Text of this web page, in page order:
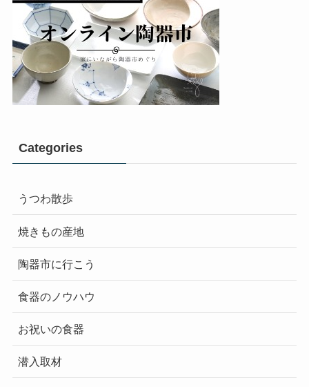
Categories
うつわ散歩
焼きもの産地
陶器市に行こう
食器のノウハウ
お祝いの食器
潜入取材